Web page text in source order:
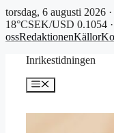
torsdag, 6 augusti 2026 ·
18°CSEK/USD 0.1054
ossRedaktionenKällor
Inrikestidningen
Meny